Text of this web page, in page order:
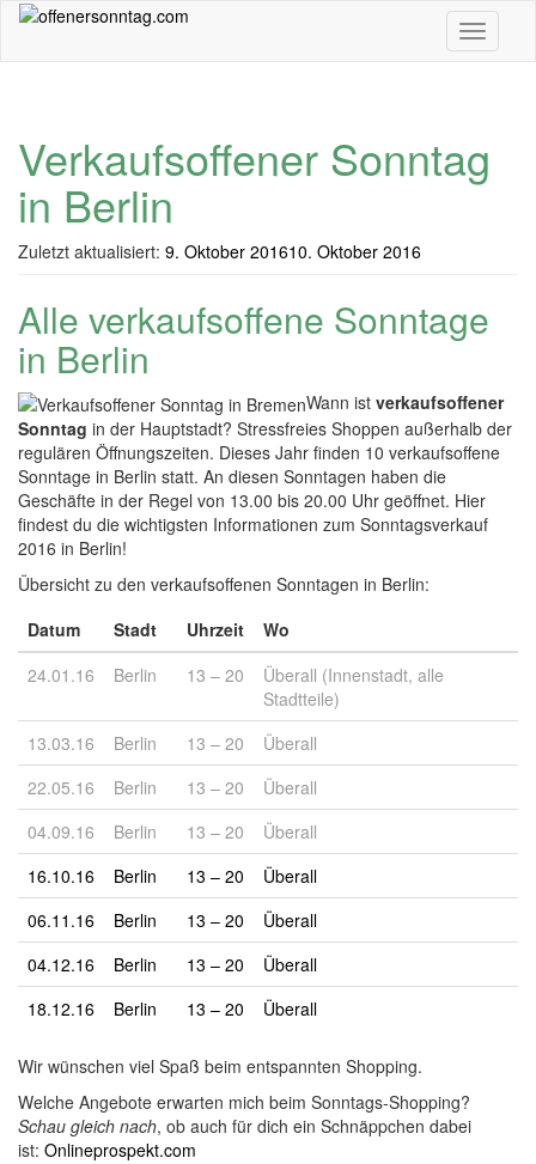
Skip
main
Toggle
Verkaufsoffener Sonntag
in Berlin
Zuletzt aktualisiert: 9. Oktober 201610. Oktober 2016
Alle verkaufsoffene Sonntage
in Berlin
Wann ist verkaufsoffener
Sonntag in der Hauptstadt? Stressfreies Shoppen außerhalb der
regulären Öffnungszeiten. Dieses Jahr finden 10 verkaufsoffene
Sonntage in Berlin statt. An diesen Sonntagen haben die
Geschäfte in der Regel von 13.00 bis 20.00 Uhr geöffnet. Hier
findest du die wichtigsten Informationen zum Sonntagsverkauf
2016 in Berlin!
Übersicht zu den verkaufsoffenen Sonntagen in Berlin:
Datum
Stadt Uhrzeit
Wo
24.01.16
Berlin 13 – 20
Überall (Innenstadt, alle
Stadtteile)
13.03.16
Berlin 13 – 20
Überall
22.05.16
Berlin 13 – 20
Überall
04.09.16
Berlin 13 – 20
Überall
16.10.16
Berlin 13 – 20
Überall
06.11.16
Berlin 13 – 20
Überall
04.12.16
Berlin 13 – 20
Überall
18.12.16
Berlin 13 – 20 Überall
Wir wünschen viel Spaß beim entspannten Shopping.
Welche Angebote erwarten mich beim Sonntags-Shopping?
Schau gleich nach, ob auch für dich ein Schnäppchen dabei
ist: Onlineprospekt.com